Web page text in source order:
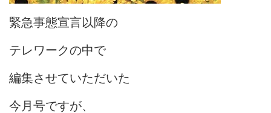
緊急事態宣言以降の
テレワークの中で
編集させていただいた
今月号ですが、